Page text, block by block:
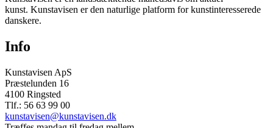
kunst. Kunstavisen er den naturlige platform for kunstinteresserede
danskere.
Info
Kunstavisen ApS
Præstelunden 16
4100 Ringsted
Tlf.: 56 63 99 00
kunstavisen@kunstavisen.dk